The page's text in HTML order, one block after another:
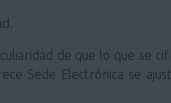
de que lo que se
Sede Electrónica se